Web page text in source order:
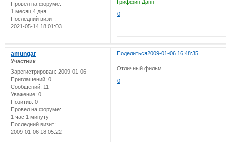
Провел на форуме:
1 месяц 4 дня
Последний визит:
2021-05-14 18:01:03
Гриффин Данн
0
Поделиться2009-01-06 16:48:35
amungar
Участник
Зарегистрирован: 2009-01-06
Приглашений: 0
Сообщений: 11
Уважение: 0
Позитив: 0
Провел на форуме:
1 час 1 минуту
Последний визит:
2009-01-06 18:05:22
Отличный фильм
0